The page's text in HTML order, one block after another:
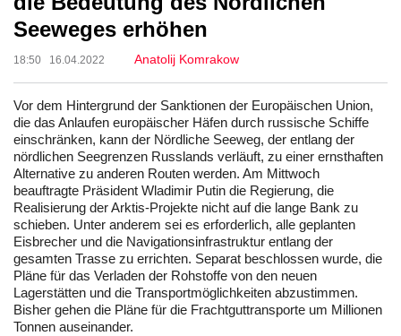
Seeweges erhöhen
18:50 16.04.2022 Anatolij Komrakow
Vor dem Hintergrund der Sanktionen der Europäischen Union,
die das Anlaufen europäischer Häfen durch russische Schiffe
einschränken, kann der Nördliche Seeweg, der entlang der
nördlichen Seegrenzen Russlands verläuft, zu einer ernsthaften
Alternative zu anderen Routen werden. Am Mittwoch
beauftragte Präsident Wladimir Putin die Regierung, die
Realisierung der Arktis-Projekte nicht auf die lange Bank zu
schieben. Unter anderem sei es erforderlich, alle geplanten
Eisbrecher und die Navigationsinfrastruktur entlang der
gesamten Trasse zu errichten. Separat beschlossen wurde, die
Pläne für das Verladen der Rohstoffe von den neuen
Lagerstätten und die Transportmöglichkeiten abzustimmen.
Bisher gehen die Pläne für die Frachtguttransporte um Millionen
Tonnen auseinander.